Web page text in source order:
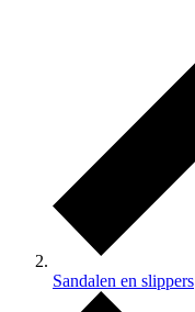
Sandalen en slippers